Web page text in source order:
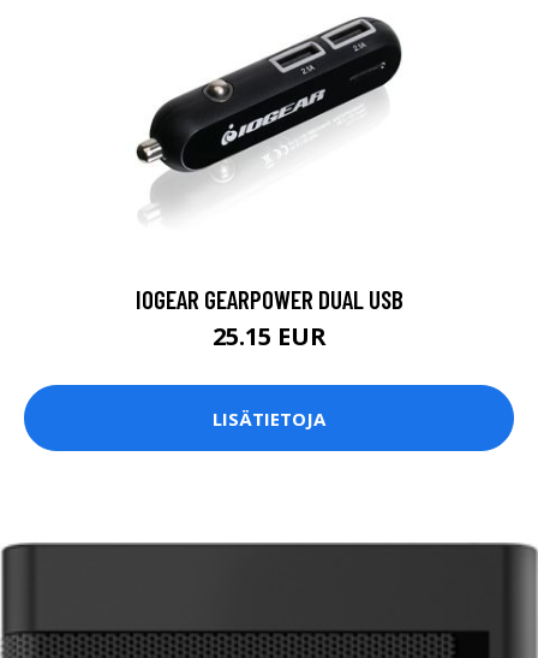
IOGEAR GEARPOWER DUAL USB
25.15 EUR
LISÄTIETOJA